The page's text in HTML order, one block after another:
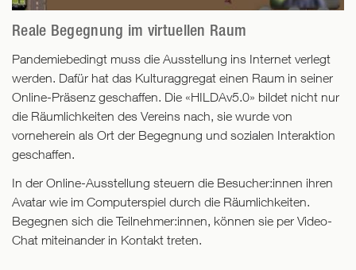
Reale Begegnung im virtuellen Raum
Pandemiebedingt muss die Ausstellung ins Internet verlegt
werden. Dafür hat das Kulturaggregat einen Raum in seiner
Online-Präsenz geschaffen. Die «HILDAv5.0» bildet nicht nur
die Räumlichkeiten des Vereins nach, sie wurde von
vorneherein als Ort der Begegnung und sozialen Interaktion
geschaffen.
In der Online-Ausstellung steuern die Besucher:innen ihren
Avatar wie im Computerspiel durch die Räumlichkeiten.
Begegnen sich die Teilnehmer:innen, können sie per Video-
Chat miteinander in Kontakt treten.